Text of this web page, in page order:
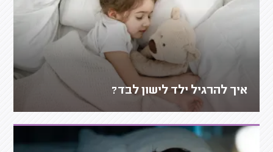
איך להרגיל ילד לישון לבד?